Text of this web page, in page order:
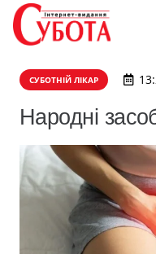
СУБОТНІЙ ЛІКАР
Народні